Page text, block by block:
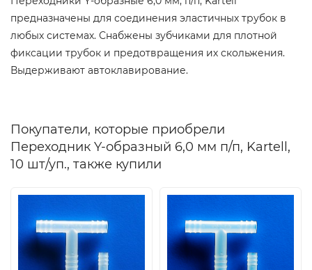
предназначены для соединения эластичных трубок в
любых системах. Снабжены зубчиками для плотной
фиксации трубок и предотвращения их скольжения.
Выдерживают автоклавирование.
Покупатели, которые приобрели
Переходник Y-образный 6,0 мм п/п, Kartell,
10 шт/уп., также купили